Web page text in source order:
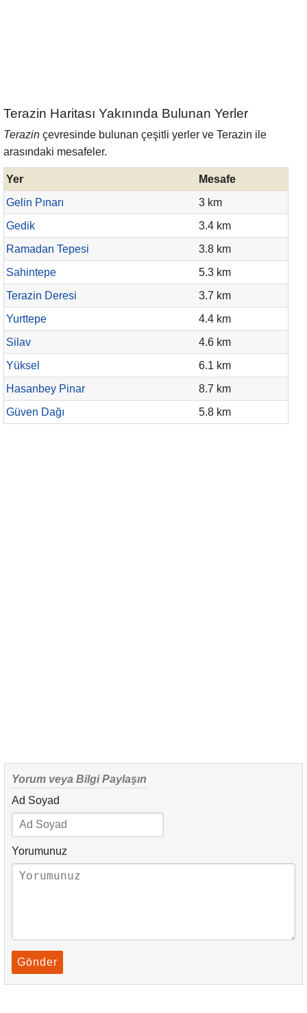
Terazin Haritası Yakınında Bulunan Yerler
Terazin çevresinde bulunan çeşitli yerler ve Terazin ile
arasındaki mesafeler.
Yer
Mesafe
Gelin Pınarı
3 km
Gedik
3.4 km
Ramadan Tepesi
3.8 km
Sahintepe
5.3 km
Terazin Deresi
3.7 km
Yurttepe
4.4 km
Silav
4.6 km
Yüksel
6.1 km
Hasanbey Pinar
8.7 km
Güven Dağı
5.8 km
Yorum veya Bilgi Paylaşın
Ad Soyad
Yorumunuz
Gönder